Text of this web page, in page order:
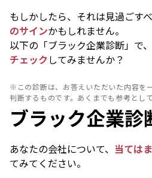
もしかしたら、それは見過ごす
のサインかもしれません。
以下の「ブラック企業診断」で、
チェックしてみませんか？
※この診断は、お答えいただいた内容を
判断するものです。あくまでも参考とし
ブラック企業診
あなたの会社について、 当ては
てみてください。